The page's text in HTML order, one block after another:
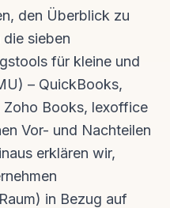
den Überblick zu
sieben
für kleine und
– QuickBooks,
Zoho Books, lexoffice
Vor- und Nachteilen
erklären wir,
in Bezug auf